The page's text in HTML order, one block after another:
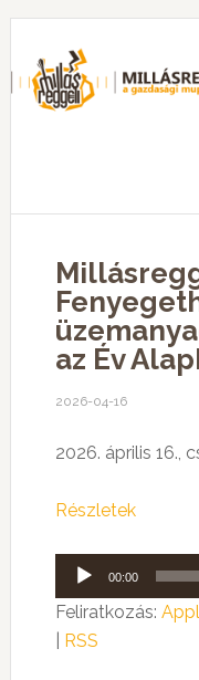
az Év
2026-04-16
2026. április 16.,
Részletek
Audió
lejátszó
00:00
Feliratkozás:
RSS